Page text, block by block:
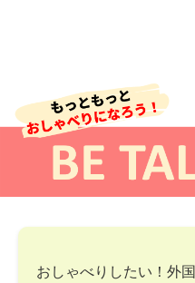
おしゃべりしたい！外